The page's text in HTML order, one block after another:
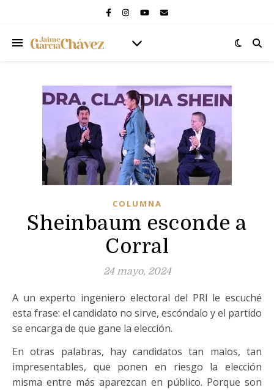
COLUMNA
Sheinbaum esconde a
Corral
24 mayo, 2024
A un experto ingeniero electoral del PRI le escuché
esta frase: el candidato no sirve, escóndalo y el partido
se encarga de que gane la elección.
En otras palabras, hay candidatos tan malos, tan
impresentables, que ponen en riesgo la elección
misma entre más aparezcan en público. Porque son